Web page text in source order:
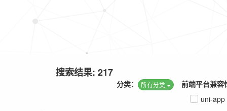
搜索结果: 217
前端平台兼容
分类： 所有分类
uni-app